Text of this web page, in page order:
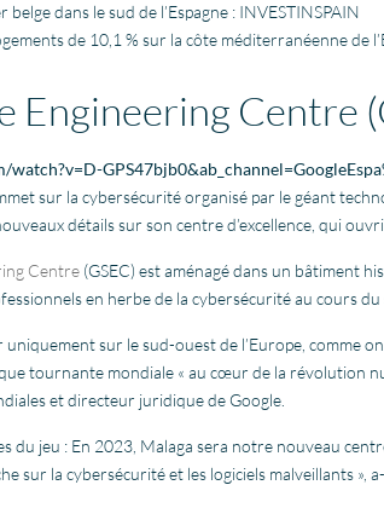
dans le sud de l’Espagne : INVESTINSPAIN
de 10,1 % sur la côte méditerranéenne de
Engineering Centre
sur la cybersécurité organisé par le géant
détails sur son centre d’excellence, qui
Centre (GSEC) est aménagé dans un bâtiment
en herbe de la cybersécurité au cours du
sur le sud-ouest de l’Europe, comme
tournante mondiale « au cœur de la révolution
et directeur juridique de Google.
du jeu : En 2023, Malaga sera notre nouveau
sur la cybersécurité et les logiciels malveillants »,